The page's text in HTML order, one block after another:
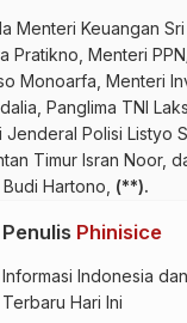
Menteri Keuangan
Pratikno, Menteri
Monoarfa, Menteri
Panglima TNI
Polisi Listyo
Timur Isran Noor,
Hartono, (**).
Penulis Phinisice
Informasi Indonesia
Terbaru Hari Ini